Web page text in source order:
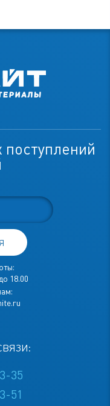
поступлений
18.00
35
51